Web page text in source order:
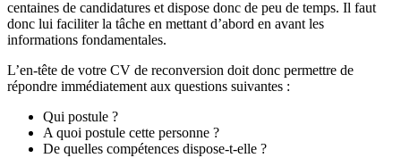
centaines de candidatures et dispose donc de peu de temps. Il faut
donc lui faciliter la tâche en mettant d’abord en avant les
informations fondamentales.
L’en-tête de votre CV de reconversion doit donc permettre de
répondre immédiatement aux questions suivantes :
Qui postule ?
A quoi postule cette personne ?
De quelles compétences dispose-t-elle ?